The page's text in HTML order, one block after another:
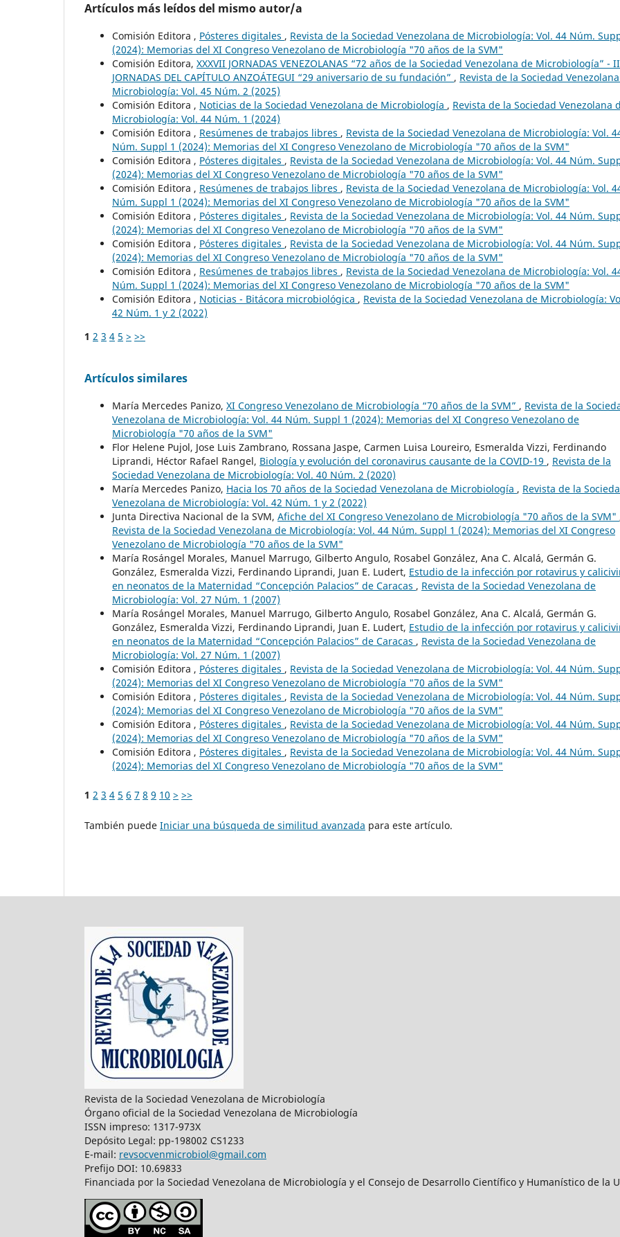
Artículos más leídos del mismo autor/a
Comisión Editora , Pósteres digitales , Revista de la Sociedad Venezolana de Microbiología: Vol. 44 Núm.
(2024): Memorias del XI Congreso Venezolano de Microbiología "70 años de la SVM"
Comisión Editora, XXXVII JORNADAS VENEZOLANAS “72 años de la Sociedad Venezolana de Microbiología” -
JORNADAS DEL CAPÍTULO ANZOÁTEGUI “29 aniversario de su fundación” , Revista de la Sociedad
Microbiología: Vol. 45 Núm. 2 (2025)
Comisión Editora , Noticias de la Sociedad Venezolana de Microbiología , Revista de la Sociedad Venezolana
Microbiología: Vol. 44 Núm. 1 (2024)
Comisión Editora , Resúmenes de trabajos libres , Revista de la Sociedad Venezolana de Microbiología: Vol.
Núm. Suppl 1 (2024): Memorias del XI Congreso Venezolano de Microbiología "70 años de la SVM"
Comisión Editora , Pósteres digitales , Revista de la Sociedad Venezolana de Microbiología: Vol. 44 Núm.
(2024): Memorias del XI Congreso Venezolano de Microbiología "70 años de la SVM"
Comisión Editora , Resúmenes de trabajos libres , Revista de la Sociedad Venezolana de Microbiología: Vol.
Núm. Suppl 1 (2024): Memorias del XI Congreso Venezolano de Microbiología "70 años de la SVM"
Comisión Editora , Pósteres digitales , Revista de la Sociedad Venezolana de Microbiología: Vol. 44 Núm.
(2024): Memorias del XI Congreso Venezolano de Microbiología "70 años de la SVM"
Comisión Editora , Pósteres digitales , Revista de la Sociedad Venezolana de Microbiología: Vol. 44 Núm.
(2024): Memorias del XI Congreso Venezolano de Microbiología "70 años de la SVM"
Comisión Editora , Resúmenes de trabajos libres , Revista de la Sociedad Venezolana de Microbiología: Vol.
Núm. Suppl 1 (2024): Memorias del XI Congreso Venezolano de Microbiología "70 años de la SVM"
Comisión Editora , Noticias - Bitácora microbiológica , Revista de la Sociedad Venezolana de Microbiología:
42 Núm. 1 y 2 (2022)
1 2 3 4 5 > >>
Artículos similares
María Mercedes Panizo, XI Congreso Venezolano de Microbiología “70 años de la SVM” , Revista de la
Venezolana de Microbiología: Vol. 44 Núm. Suppl 1 (2024): Memorias del XI Congreso Venezolano de
Microbiología "70 años de la SVM"
Flor Helene Pujol, Jose Luis Zambrano, Rossana Jaspe, Carmen Luisa Loureiro, Esmeralda Vizzi, Ferdinando
Liprandi, Héctor Rafael Rangel, Biología y evolución del coronavirus causante de la COVID-19 , Revista de la
Sociedad Venezolana de Microbiología: Vol. 40 Núm. 2 (2020)
María Mercedes Panizo, Hacia los 70 años de la Sociedad Venezolana de Microbiología , Revista de la
Venezolana de Microbiología: Vol. 42 Núm. 1 y 2 (2022)
Junta Directiva Nacional de la SVM, Afiche del XI Congreso Venezolano de Microbiología "70 años de la SVM"
Revista de la Sociedad Venezolana de Microbiología: Vol. 44 Núm. Suppl 1 (2024): Memorias del XI Congreso
Venezolano de Microbiología "70 años de la SVM"
María Rosángel Morales, Manuel Marrugo, Gilberto Angulo, Rosabel González, Ana C. Alcalá, Germán G.
González, Esmeralda Vizzi, Ferdinando Liprandi, Juan E. Ludert, Estudio de la infección por rotavirus y
en neonatos de la Maternidad “Concepción Palacios” de Caracas , Revista de la Sociedad Venezolana de
Microbiología: Vol. 27 Núm. 1 (2007)
María Rosángel Morales, Manuel Marrugo, Gilberto Angulo, Rosabel González, Ana C. Alcalá, Germán G.
González, Esmeralda Vizzi, Ferdinando Liprandi, Juan E. Ludert, Estudio de la infección por rotavirus y
en neonatos de la Maternidad “Concepción Palacios” de Caracas , Revista de la Sociedad Venezolana de
Microbiología: Vol. 27 Núm. 1 (2007)
Comisión Editora , Pósteres digitales , Revista de la Sociedad Venezolana de Microbiología: Vol. 44 Núm.
(2024): Memorias del XI Congreso Venezolano de Microbiología "70 años de la SVM"
Comisión Editora , Pósteres digitales , Revista de la Sociedad Venezolana de Microbiología: Vol. 44 Núm.
(2024): Memorias del XI Congreso Venezolano de Microbiología "70 años de la SVM"
Comisión Editora , Pósteres digitales , Revista de la Sociedad Venezolana de Microbiología: Vol. 44 Núm.
(2024): Memorias del XI Congreso Venezolano de Microbiología "70 años de la SVM"
Comisión Editora , Pósteres digitales , Revista de la Sociedad Venezolana de Microbiología: Vol. 44 Núm.
(2024): Memorias del XI Congreso Venezolano de Microbiología "70 años de la SVM"
1 2 3 4 5 6 7 8 9 10 > >>
También puede Iniciar una búsqueda de similitud avanzada para este artículo.
Revista de la Sociedad Venezolana de Microbiología
Órgano oficial de la Sociedad Venezolana de Microbiología
ISSN impreso: 1317-973X
Depósito Legal: pp-198002 CS1233
E-mail: revsocvenmicrobiol@gmail.com
Prefijo DOI: 10.69833
Financiada por la Sociedad Venezolana de Microbiología y el Consejo de Desarrollo Científico y Humanístico de la